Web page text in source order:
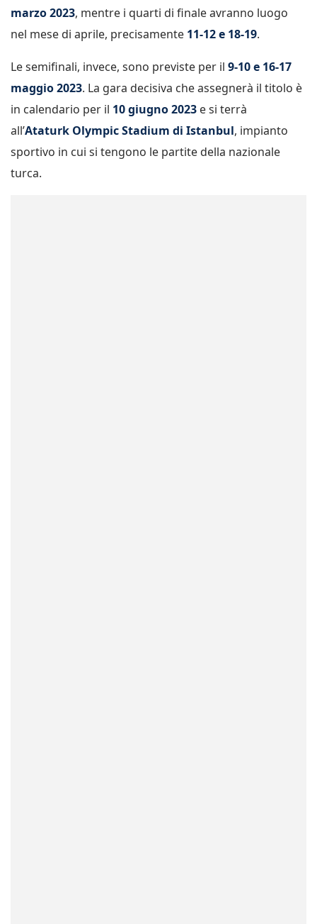
marzo 2023, mentre i quarti di finale avranno luogo
nel mese di aprile, precisamente 11-12 e 18-19.
Le semifinali, invece, sono previste per il 9-10 e 16-17
maggio 2023. La gara decisiva che assegnerà il titolo è
in calendario per il 10 giugno 2023 e si terrà
all’Ataturk Olympic Stadium di Istanbul, impianto
sportivo in cui si tengono le partite della nazionale
turca.